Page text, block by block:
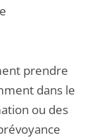
prendre
dans le
ou des